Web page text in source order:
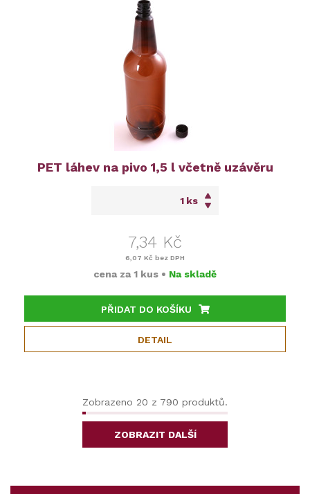
PET láhev na pivo 1,5 l včetně uzávěru
ks
7,34 Kč
6,07 Kč bez DPH
cena za 1 kus • Na skladě
PŘIDAT DO KOŠÍKU
DETAIL
Zobrazeno 20 z 790 produktů.
ZOBRAZIT DALŠÍ